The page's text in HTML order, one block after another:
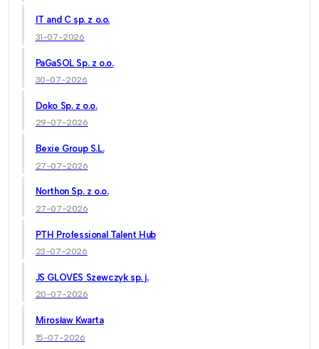
IT and C sp. z o.o.
31-07-2026
PaGaSOL Sp. z o.o.
30-07-2026
Doko Sp. z o.o.
29-07-2026
Bexie Group S.L.
27-07-2026
Northon Sp. z o.o.
27-07-2026
PTH Professional Talent Hub
23-07-2026
JS GLOVES Szewczyk sp. j.
20-07-2026
Mirosław Kwarta
15-07-2026